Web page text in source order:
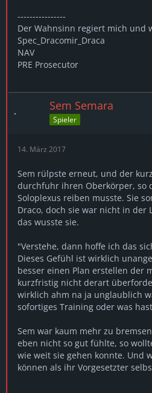
----------------
Der Wahnsinn regiert mich und
Spec_Dracomir_Draca
NAV
PRE Prosecutor
Sem Semara
Spieler
14. März 2017
Sem rülpste erneut, und der
durchfuhr ihren Oberkörper, so
Soloplexus reiben musste. Sie
Draco, doch sie war nicht in der
das wusste sie.
"Verstehe, dann hoffe ich das
Dieses Gefühl ist wirklich
besser einen Plan erstellen der
kurzfristig nicht derart
wirklich ahm na ja unglaublich
sofortiges Training oder was
Sem war kaum mehr zu
eben nicht so gut fühlte, so
wie weit sie gehen konnte. Und
können als ihr Vorgesetzter